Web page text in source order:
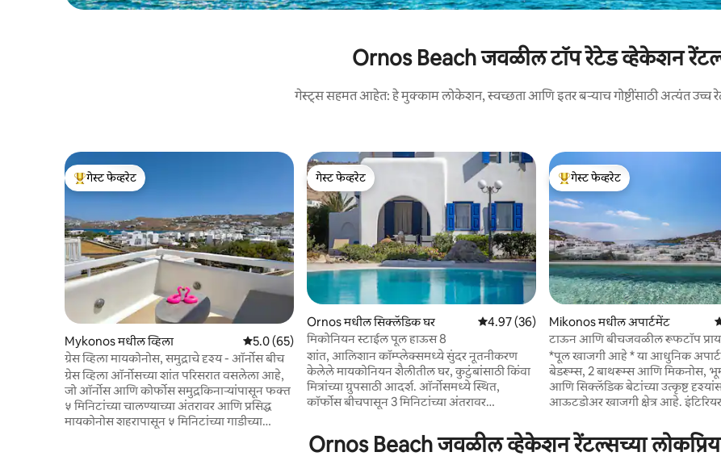
Ornos Beach जवळील टॉप रेटेड व्हेकेशन
गेस्ट्स सहमत आहेत: हे मुक्काम लोकेशन, स्वच्छता आणि इतर बऱ्याच गोष्टींसाठी अत्यंत
टॉप गेस्ट फेव्हरेट
गेस्ट फेव्हरेट
Mykonos मधील व्हिला 5 पैकी 5.0 सरासरी रेटिंग, 65 रिव्ह्यूज
5.0 (65)
ग्रेस व्हिला मायकोनोस, समुद्राचे दृश्य - ऑर्नोस बीच
ग्रेस व्हिला ऑर्नोसच्या शांत परिसरात वसलेला आहे,
जो ऑर्नोस आणि कोर्फोस समुद्रकिनाऱ्यांपासून फक्त
५ मिनिटांच्या चालण्याच्या अंतरावर आणि प्रसिद्ध
मायकोनोस शहरापासून ५ मिनिटांच्या गाडीच्या
गेस्ट फेव्हरेट
गेस्ट फेव्हरेट
Ornos मधील सिक्लॅडिक घर 5 पैकी 4.97 सरासरी रेटिंग, 36 रिव्ह्यूज
4.97 (36)
मिकोनियन स्टाईल पूल हाऊस 8
शांत, आलिशान कॉम्प्लेक्समध्ये सुंदर नूतनीकरण
केलेले मायकोनियन शैलीतील घर, कुटुंबांसाठी किंवा
मित्रांच्या ग्रुपसाठी आदर्श. ऑर्नोसमध्ये स्थित,
कॉर्फोस बीचपासून 3 मिनिटांच्या अंतरावर
5 मिनिटांच्या अंतरावर. एक मोठा, शेअर केलेला
स्विमिंग पूल, एक पूर्णपणे सुसज्ज किचन, 2 बाथरूम्स,
टॉप गेस्ट फेव्हरेट
गेस्ट फेव्हरेट
Mikonos मधील अपार्टमेंट
टाऊन आणि बीचजवळील रूफटॉप
आणि सी व्ह्यूज
*पूल खाजगी आहे * या आधुनिक
बेडरूम्स, 2 बाथरूम्स आणि मिकनोस,
आणि सिक्लॅडिक बेटांच्या उत्कृष्ट
आऊटडोअर खाजगी क्षेत्र आहे.
आहे. नवीन अपार्टमेंट ऑर्नोस टाऊन आणि
बीचपासून 4 मिनिटे (चालणे) अंतरावर
मिकनोस टाऊनपासून 5 मिनिटांच्या
Ornos Beach जवळील व्हेकेशन रेंटल्सच्या